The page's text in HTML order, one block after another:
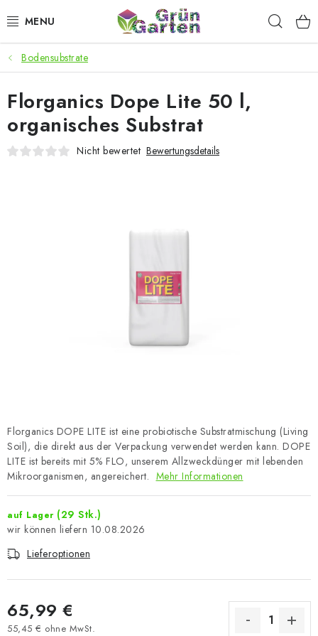
Inhalt
ANGEBOTE
LED PFLANZENLAMPEN
ANBAUBEDARF FÜR DEN HEIMANBAU
Kaufberatung
Datenschutzerklärung Impressum
Bodensubstrate
Florganics DOPE LITE ist eine probiotische Substratmischung (Living
Soil), die direkt aus der Verpackung verwendet werden kann. DOPE
LITE ist bereits mit 5% FLO, unserem Allzweckdünger mit lebenden
Mikroorganismen, angereichert. Mehr Informationen
auf Lager (29 Stk.)
10.08.2026
Lieferoptionen
65,99 €
55,45 € ohne MwSt.
Florganics Dope Lite 50 l,
organisches Substrat
Nicht bewertet Bewertungsdetails